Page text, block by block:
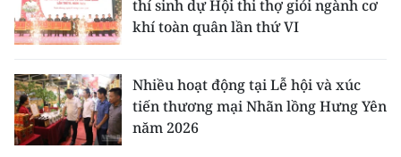
thí sinh dự Hội thi thợ giỏi ngành cơ
khí toàn quân lần thứ VI
Nhiều hoạt động tại Lễ hội và xúc
tiến thương mại Nhãn lồng Hưng Yên
năm 2026